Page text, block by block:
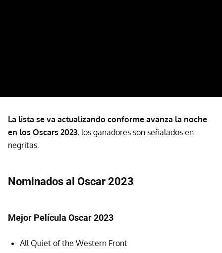
La lista se va actualizando conforme avanza la noche
en los Oscars 2023, los ganadores son señalados en
negritas.
Nominados al Oscar 2023
Mejor Película Oscar 2023
All Quiet of the Western Front